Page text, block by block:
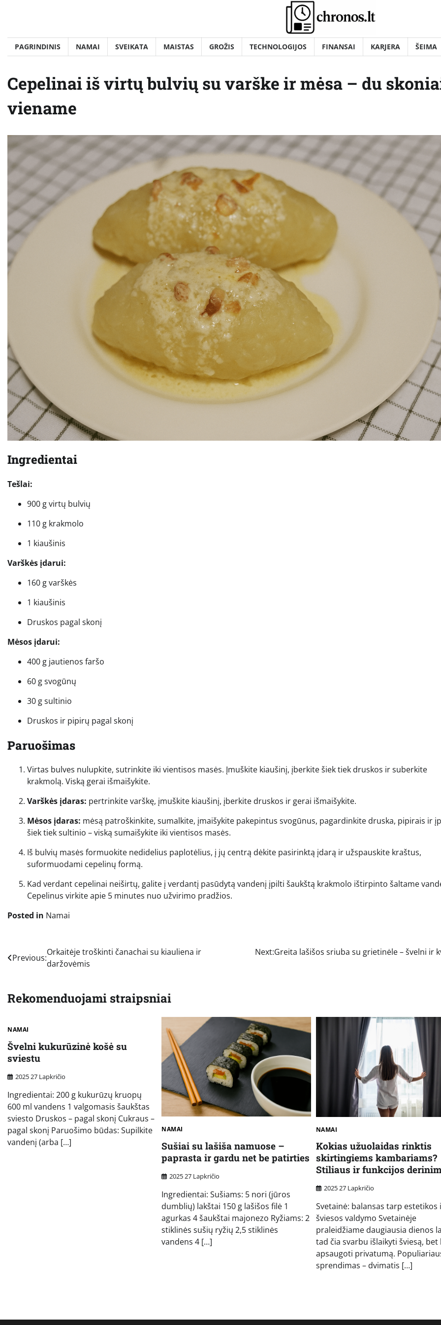
PAGRINDINIS NAMAI SVEIKATA MAISTAS GROŽIS TECHNOLOGIJOS FINANSAI KARJERA ŠEIMA
Cepelinai iš virtų bulvių su varške ir mėsa – du
viename
Ingredientai
Tešlai:
900 g virtų bulvių
110 g krakmolo
1 kiaušinis
Varškės įdarui:
160 g varškės
1 kiaušinis
Druskos pagal skonį
Mėsos įdarui:
400 g jautienos faršo
60 g svogūnų
30 g sultinio
Druskos ir pipirų pagal skonį
Paruošimas
Virtas bulves nulupkite, sutrinkite iki vientisos masės. Įmuškite kiaušinį, įberkite šiek tiek druskos ir suberkite
krakmolą. Viską gerai išmaišykite.
Varškės įdaras: pertrinkite varškę, įmuškite kiaušinį, įberkite druskos ir gerai išmaišykite.
Mėsos įdaras: mėsą patroškinkite, sumalkite, įmaišykite pakepintus svogūnus, pagardinkite druska, pipirais ir
šiek tiek sultinio – viską sumaišykite iki vientisos masės.
Iš bulvių masės formuokite nedidelius paplotėlius, į jų centrą dėkite pasirinktą įdarą ir užspauskite kraštus,
suformuodami cepelinų formą.
Kad verdant cepelinai neiširtų, galite į verdantį pasūdytą vandenį įpilti šaukštą krakmolo ištirpinto šaltame
Cepelinus virkite apie 5 minutes nuo užvirimo pradžios.
Posted in Namai
Navigacija
įrašų
Previous:
Orkaitėje troškinti čanachai su kiauliena ir
daržovėmis
Next:Greita lašišos sriuba su grietinėle – švelni ir
Rekomenduojami straipsniai
NAMAI
Švelni kukurūzinė košė su
sviestu
2025 27 Lapkričio
Ingredientai: 200 g kukurūzų kruopų
600 ml vandens 1 valgomasis šaukštas
sviesto Druskos – pagal skonį Cukraus –
pagal skonį Paruošimo būdas: Supilkite
vandenį (arba […]
NAMAI
Sušiai su lašiša namuose –
paprasta ir gardu net be patirties
2025 27 Lapkričio
Ingredientai: Sušiams: 5 nori (jūros
dumblių) lakštai 150 g lašišos filė 1
agurkas 4 šaukštai majonezo Ryžiams: 2
stiklinės sušių ryžių 2,5 stiklinės
vandens 4 […]
NAMAI
Kokias užuolaidas rinktis
skirtingiems kambariams?
Stiliaus ir funkcijos
2025 27 Lapkričio
Svetainė: balansas tarp estetikos
šviesos valdymo Svetainėje
praleidžiame daugiausia dienos
tad čia svarbu išlaikyti šviesą, bet
apsaugoti privatumą.
sprendimas – dvimatis […]